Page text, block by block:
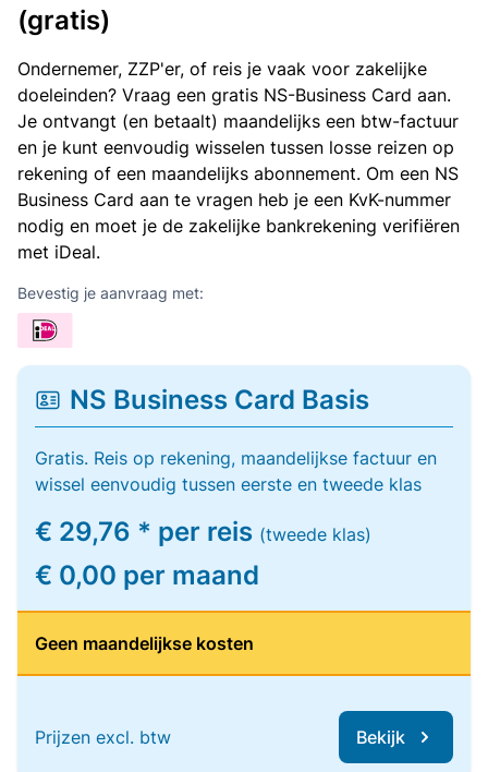
(gratis)
Ondernemer, ZZP'er, of reis je vaak voor zakelijke
doeleinden? Vraag een gratis NS-Business Card aan.
Je ontvangt (en betaalt) maandelijks een btw-factuur
en je kunt eenvoudig wisselen tussen losse reizen op
rekening of een maandelijks abonnement. Om een NS
Business Card aan te vragen heb je een KvK-nummer
nodig en moet je de zakelijke bankrekening verifiëren
met iDeal.
Bevestig je aanvraag met:
NS Business Card Basis
Gratis. Reis op rekening, maandelijkse factuur en
wissel eenvoudig tussen eerste en tweede klas
€ 29,76 * per reis (tweede klas)
€ 0,00 per maand
Geen maandelijkse kosten
Prijzen excl. btw Bekijk